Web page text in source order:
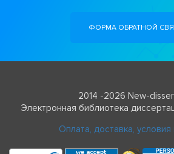
ФОРМА ОБРАТНОЙ
2014 -2026 New-
Электронная библиотека
Оплата, доставка, условия